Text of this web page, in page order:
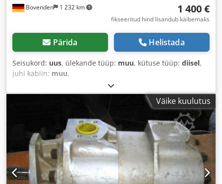
Bovenden 1 232 km 1 400 €
fikseeritud hind lisandub käibemaks
Pärida Helistada
Seisukord: uus, ülekande tüüp: muu, kütuse tüüp: diisel,
juhi kabiin: muu,
Väike kuulutus